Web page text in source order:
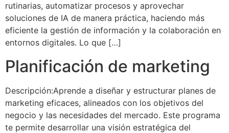
rutinarias, automatizar procesos y aprovechar
soluciones de IA de manera práctica, haciendo más
eficiente la gestión de información y la colaboración en
entornos digitales. Lo que […]
Planificación de marketing
Descripción:Aprende a diseñar y estructurar planes de
marketing eficaces, alineados con los objetivos del
negocio y las necesidades del mercado. Este programa
te permite desarrollar una visión estratégica del